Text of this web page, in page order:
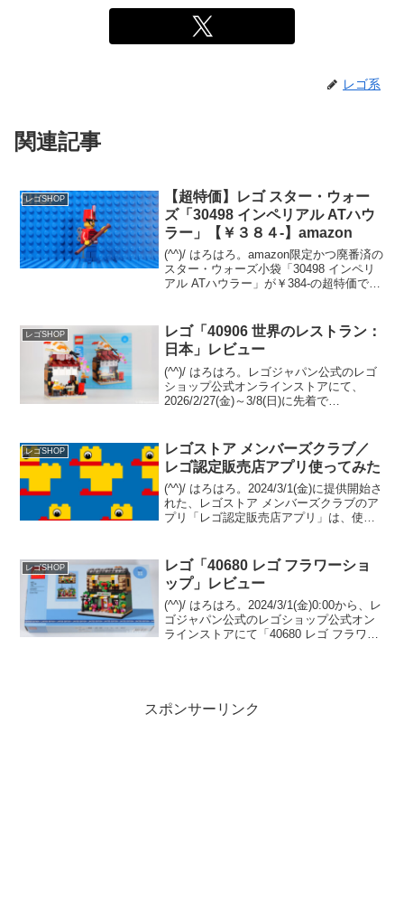
レゴ系
関連記事
レゴSHOP
【超特価】レゴ スター・ウォー
ズ「30498 インペリアル ATハウ
ラー」【￥３８４-】amazon
(^^)/ はろはろ。amazon限定かつ廃番済の
スター・ウォーズ小袋「30498 インペリ
アル ATハウラー」が￥384-の超特価で
のキャノピー入りの「76832 ...
レゴSHOP
レゴ「40906 世界のレストラン：
日本」レビュー
(^^)/ はろはろ。レゴジャパン公式のレゴ
ショップ公式オンラインストアにて、
2026/2/27(金)～3/8(日)に先着で
込)以上購入。 （オファー...
レゴSHOP
レゴストア メンバーズクラブ／
レゴ認定販売店アプリ使ってみた
(^^)/ はろはろ。2024/3/1(金)に提供開始さ
れた、レゴストア メンバーズクラブのア
プリ「レゴ認定販売店アプリ」は、使っ
ですが、リリースされたばかりで、アプ
リ...
レゴSHOP
レゴ「40680 レゴ フラワーショ
ップ」レビュー
(^^)/ はろはろ。2024/3/1(金)0:00から、レ
ゴジャパン公式のレゴショップ公式オン
ラインストアにて「40680 レゴ フラワー
スポンサーリンク